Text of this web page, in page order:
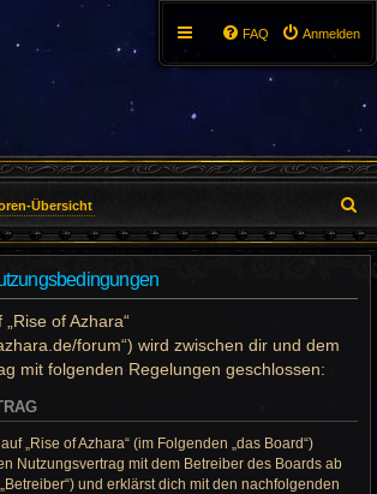
Anmelden
FAQ
Übersicht
u
of Azhara“
forum“) wird zwischen dir und dem
mit folgenden Regelungen geschlossen:
„Rise of Azhara“ (im Folgenden „das Board“)
Nutzungsvertrag mit dem Betreiber des Boards ab
und erklärst dich mit den nachfolgenden